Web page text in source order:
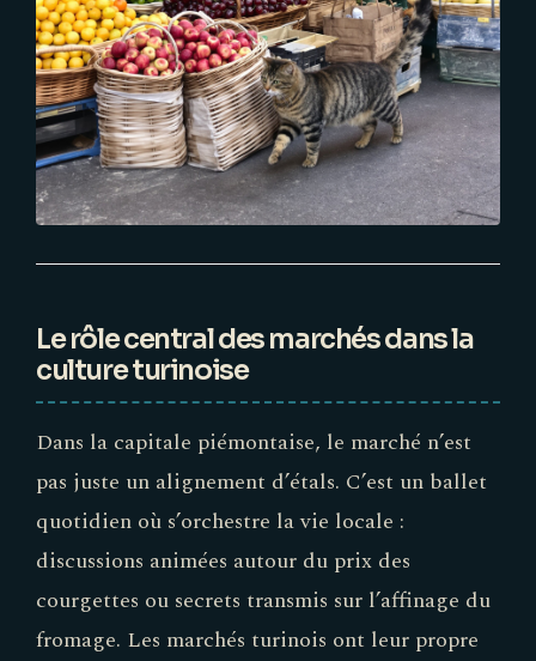
Le rôle central des marchés dans la
culture turinoise
Dans la capitale piémontaise, le marché n’est
pas juste un alignement d’étals. C’est un ballet
quotidien où s’orchestre la vie locale :
discussions animées autour du prix des
courgettes ou secrets transmis sur l’affinage du
fromage. Les marchés turinois ont leur propre